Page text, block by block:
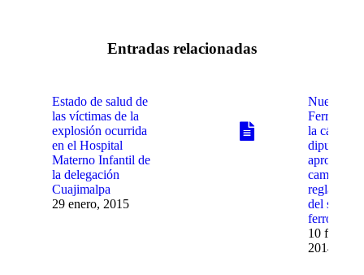
Entradas relacionadas
Estado de salud de
las víctimas de la
explosión ocurrida
en el Hospital
Materno Infantil de
la delegación
Cuajimalpa
29 enero, 2015
Nueva
la cámara
diputados
aprobo
cambios a
del
ferroviario
10 febrero,
2014